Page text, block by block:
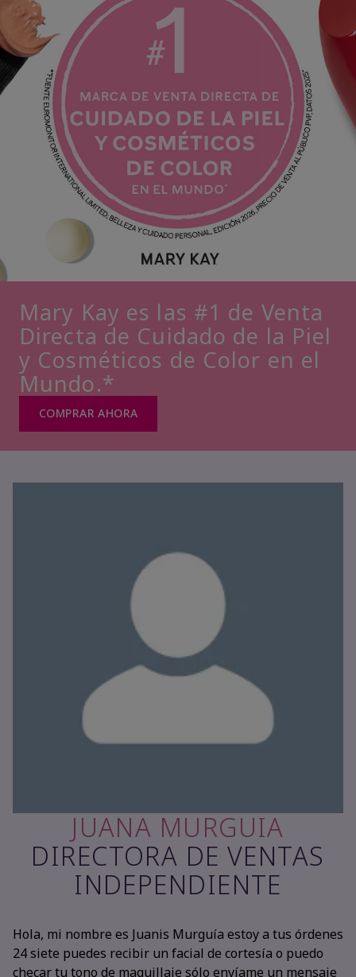
Mary Kay es las #1 de Venta
Directa de Cuidado de la Piel
y Cosméticos de Color en el
Mundo.*
COMPRAR AHORA
JUANA MURGUIA
DIRECTORA DE VENTAS
INDEPENDIENTE
Hola, mi nombre es Juanis Murguía estoy a tus órdenes
24 siete puedes recibir un facial de cortesía o puedo
checar tu tono de maquillaje sólo envíame un mensaje